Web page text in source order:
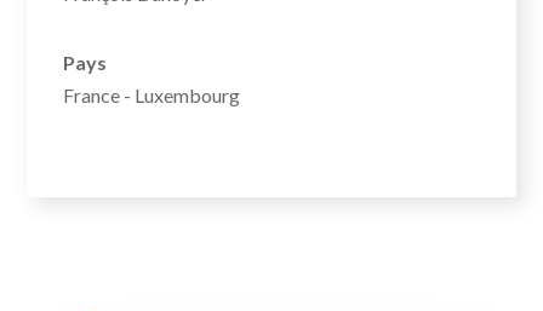
Pays
France - Luxembourg